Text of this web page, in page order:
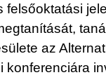
felsőoktatási
az
konferenciára